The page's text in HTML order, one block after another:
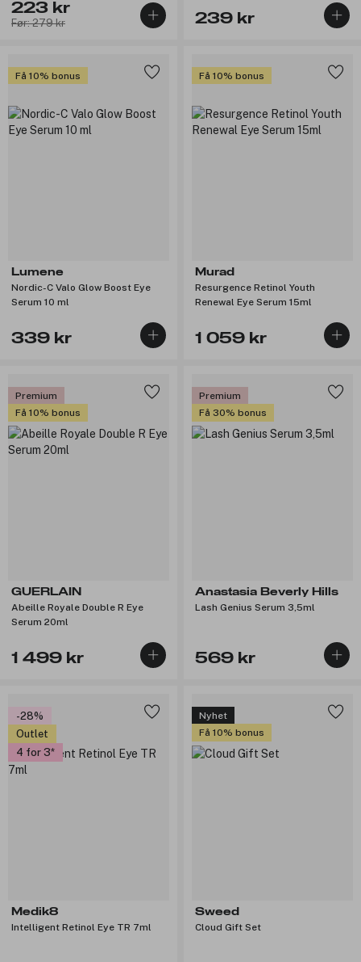
223 kr
Før: 279 kr 239 kr
Få 10% bonus
Lumene
Nordic-C Valo Glow Boost Eye
Serum 10 ml
339 kr
Få 10% bonus
Murad
Resurgence Retinol Youth
Renewal Eye Serum 15ml
1 059 kr
Premium
Få 10% bonus
GUERLAIN
Abeille Royale Double R Eye
Serum 20ml
1 499 kr
Premium
Få 30% bonus
Anastasia Beverly Hills
Lash Genius Serum 3,5ml
569 kr
-28%
Outlet
4 for 3
Medik8
Intelligent Retinol Eye TR 7ml
Nyhet
Få 10% bonus
Sweed
Cloud Gift Set